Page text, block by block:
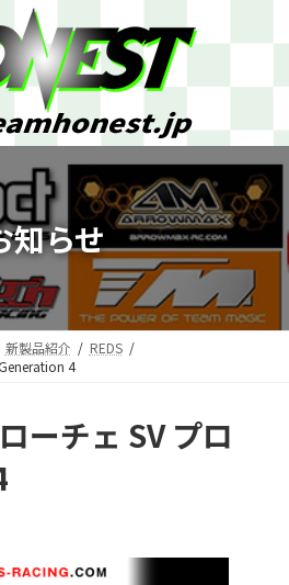
知らせ
新製品紹介
REDS
4
ーチェ SV プロ